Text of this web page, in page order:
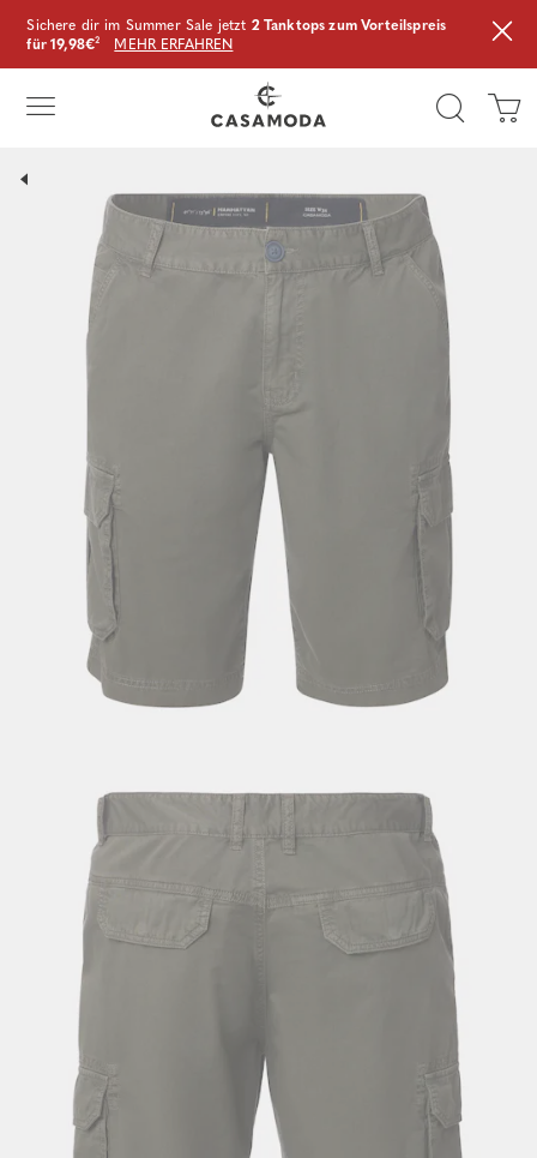
Sichere dir im Summer Sale jetzt 2 Tanktops zum Vorteilspreis
für 19,98€² MEHR ERFAHREN